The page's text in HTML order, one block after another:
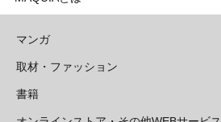
マンガ
少年マンガ
週刊少年ジャンプ
青年マンガ
少年ジャンプ+
取材・ファッション
ファッション・美容
Seventeen
書籍